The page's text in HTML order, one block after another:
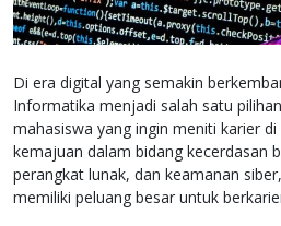
Di era digital yang semakin
Informatika menjadi salah satu
mahasiswa yang ingin meniti karier
kemajuan dalam bidang kecerdasan
perangkat lunak, dan keamanan
memiliki peluang besar untuk